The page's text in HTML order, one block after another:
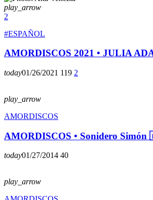
play_arrow
2
#ESPAÑOL
AMORDISCOS 2021 • JULIA
today01/26/2021 119 2
play_arrow
AMORDISCOS
AMORDISCOS • Sonidero
today01/27/2014 40
play_arrow